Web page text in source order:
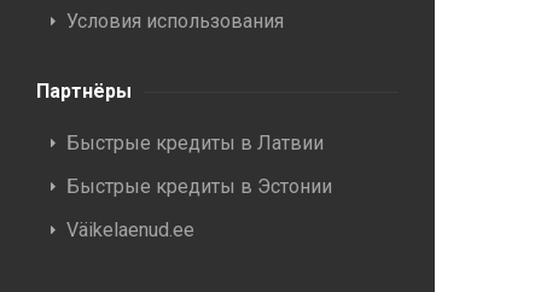
Условия использования
Партнёры
Быстрые кредиты в Латвии
Быстрые кредиты в Эстонии
Väikelaenud.ee